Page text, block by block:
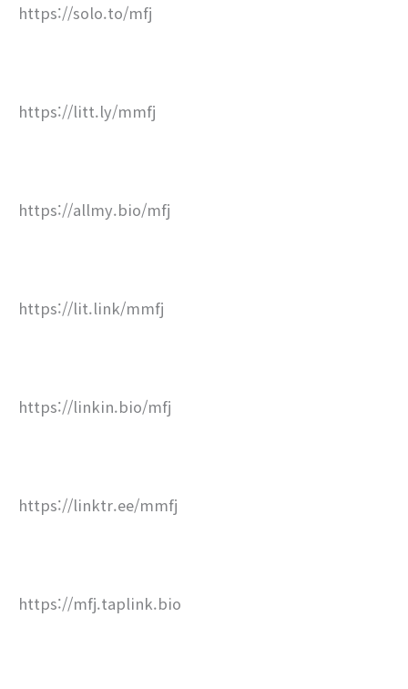
https://solo.to/mfj
https://litt.ly/mmfj
https://allmy.bio/mfj
https://lit.link/mmfj
https://linkin.bio/mfj
https://linktr.ee/mmfj
https://mfj.taplink.bio